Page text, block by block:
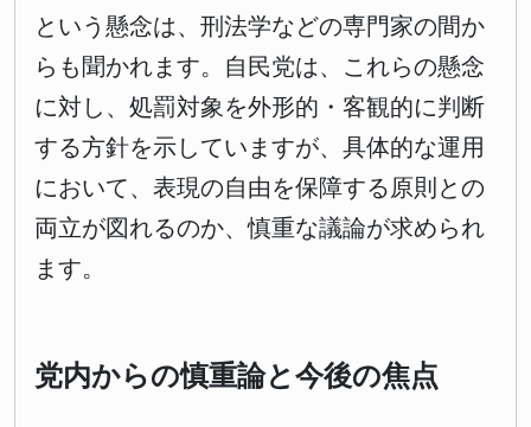
という懸念は、刑法学などの専門家の間か
らも聞かれます。自民党は、これらの懸念
に対し、処罰対象を外形的・客観的に判断
する方針を示していますが、具体的な運用
において、表現の自由を保障する原則との
両立が図れるのか、慎重な議論が求められ
ます。
党内からの慎重論と今後の焦点